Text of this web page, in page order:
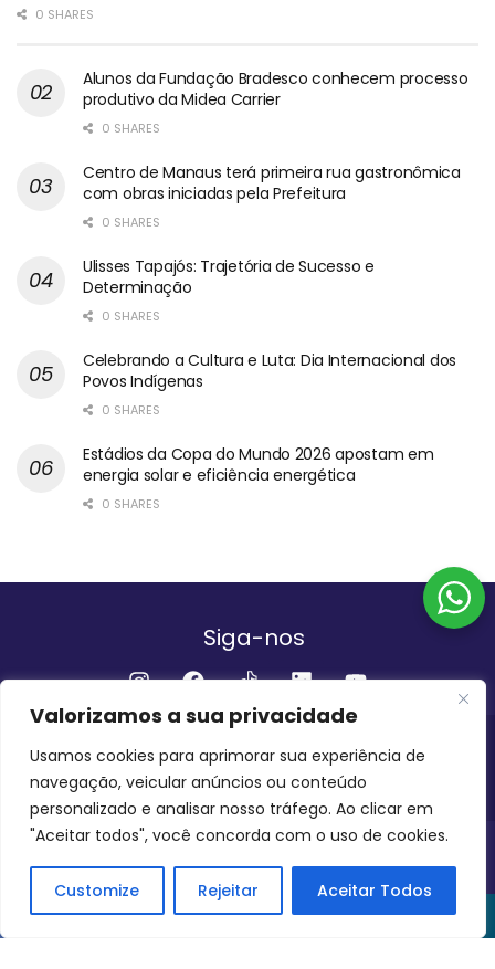
Valorizamos a sua privacidade
Usamos cookies para aprimorar sua experiência de
navegação, veicular anúncios ou conteúdo
personalizado e analisar nosso tráfego. Ao clicar em
"Aceitar todos", você concorda com o uso de cookies.
Customize Rejeitar Aceitar Todos
0 SHARES
Alunos da Fundação Bradesco conhecem processo
produtivo da Midea Carrier
0 SHARES
Centro de Manaus terá primeira rua gastronômica
com obras iniciadas pela Prefeitura
0 SHARES
Ulisses Tapajós: Trajetória de Sucesso e
Determinação
0 SHARES
Celebrando a Cultura e Luta: Dia Internacional dos
Povos Indígenas
0 SHARES
Estádios da Copa do Mundo 2026 apostam em
energia solar e eficiência energética
0 SHARES
Siga-nos
Institucional
QUEM SOMOS FALE CONOSCO
INVEST AMAZÔNIA BRASIL
COPYRIGHT 2024 - 2026